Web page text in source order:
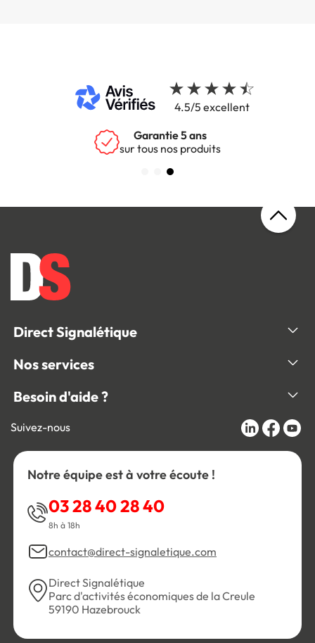
4.5/5 excellent
Garantie 5 ans
sur tous nos produits
Direct Signalétique
Nos services
Besoin d'aide ?
Suivez-nous
Notre équipe est à votre écoute !
03 28 40 28 40
8h à 18h
contact@direct-signaletique.com
Direct Signalétique
Parc d'activités économiques de la Creule
59190 Hazebrouck